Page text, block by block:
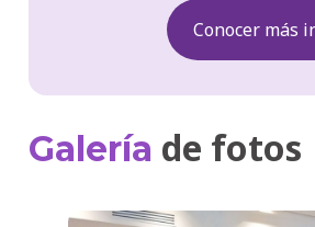
Conocer más
Galería de fotos